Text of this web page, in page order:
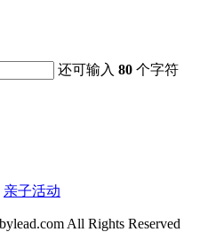
还可输入80 个字符
亲子活动
All Rights Reserved